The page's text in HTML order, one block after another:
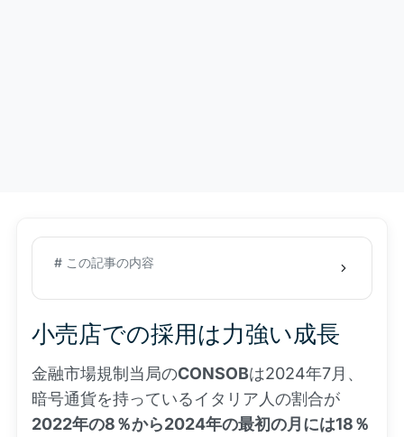
# この記事の内容
小売店での採用は力強い成長
金融市場規制当局のCONSOBは2024年7月、
暗号通貨を持っているイタリア人の割合が
2022年の8％から2024年の最初の月には18％